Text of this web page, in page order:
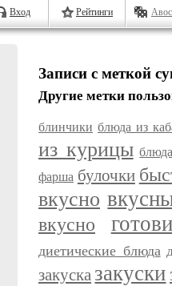
Вход Рейтинги
Записи с меткой
Другие метки
блинчики блюда из
из курицы
фарша булочки
вкусно
вкусно
диетические блюда
закусказакуски